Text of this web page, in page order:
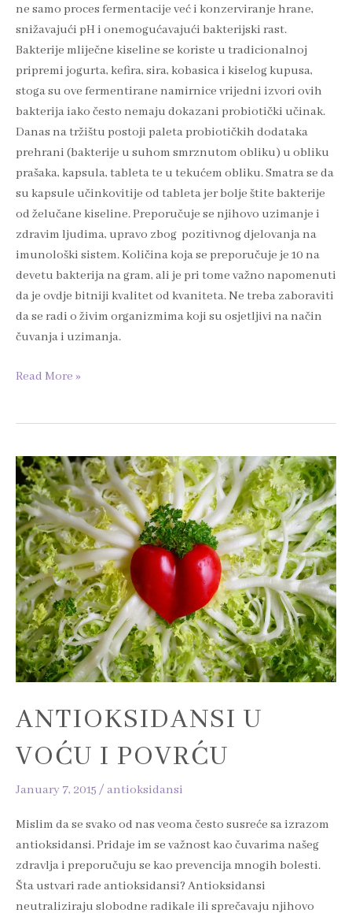
ne samo proces fermentacije već i konzerviranje hrane,
snižavajući pH i onemogućavajući bakterijski rast.
Bakterije mliječne kiseline se koriste u tradicionalnoj
pripremi jogurta, kefira, sira, kobasica i kiselog kupusa,
stoga su ove fermentirane namirnice vrijedni izvori ovih
bakterija iako često nemaju dokazani probiotički učinak.
Danas na tržištu postoji paleta probiotičkih dodataka
prehrani (bakterije u suhom smrznutom obliku) u obliku
prašaka, kapsula, tableta te u tekućem obliku. Smatra se da
su kapsule učinkovitije od tableta jer bolje štite bakterije
od želučane kiseline. Preporučuje se njihovo uzimanje i
zdravim ljudima, upravo zbog pozitivnog djelovanja na
imunološki sistem. Količina koja se preporučuje je 10 na
devetu bakterija na gram, ali je pri tome važno napomenuti
da je ovdje bitniji kvalitet od kvaniteta. Ne treba zaboraviti
da se radi o živim organizmima koji su osjetljivi na način
čuvanja i uzimanja.
Read More »
ANTIOKSIDANSI U
VOĆU I POVRĆU
January 7, 2015 /antioksidansi
Mislim da se svako od nas veoma često susreće sa izrazom
antioksidansi. Pridaje im se važnost kao čuvarima našeg
zdravlja i preporučuju se kao prevencija mnogih bolesti.
Šta ustvari rade antioksidansi? Antioksidansi
neutraliziraju slobodne radikale ili sprečavaju njihovo
Antioksidansi
u
voću
i
povrću